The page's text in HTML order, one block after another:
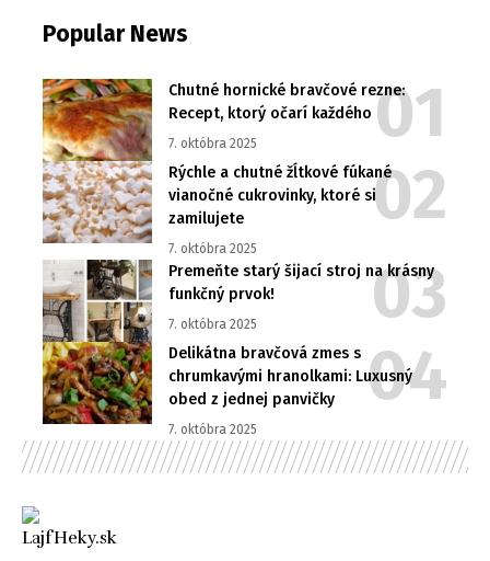
Popular News
Chutné hornické bravčové rezne:
Recept, ktorý očarí každého
7. októbra 2025
Rýchle a chutné žĺtkové fúkané
vianočné cukrovinky, ktoré si
zamilujete
7. októbra 2025
Premeňte starý šijací stroj na krásny
funkčný prvok!
7. októbra 2025
Delikátna bravčová zmes s
chrumkavými hranolkami: Luxusný
obed z jednej panvičky
7. októbra 2025